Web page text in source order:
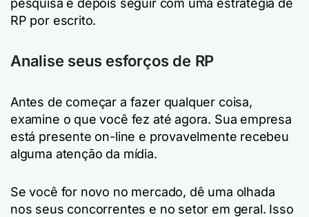
pesquisa e depois seguir com uma estratégia de
RP por escrito.
Analise seus esforços de RP
Antes de começar a fazer qualquer coisa,
examine o que você fez até agora. Sua empresa
está presente on-line e provavelmente recebeu
alguma atenção da mídia.
Se você for novo no mercado, dê uma olhada
nos seus concorrentes e no setor em geral. Isso